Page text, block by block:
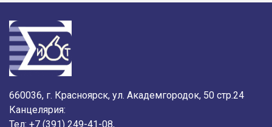
660036, г. Красноярск, ул. Академгородок, 50 стр.24
Канцелярия:
Тел: +7 (391) 249-41-08,